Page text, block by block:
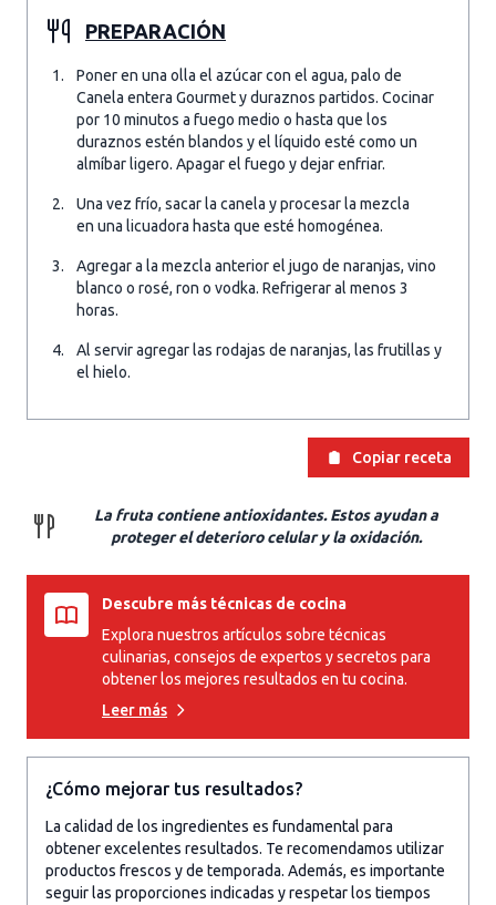
PREPARACIÓN
Poner en una olla el azúcar con el agua, palo de
Canela entera Gourmet y duraznos partidos. Cocinar
por 10 minutos a fuego medio o hasta que los
duraznos estén blandos y el líquido esté como un
almíbar ligero. Apagar el fuego y dejar enfriar.
Una vez frío, sacar la canela y procesar la mezcla
en una licuadora hasta que esté homogénea.
Agregar a la mezcla anterior el jugo de naranjas, vino
blanco o rosé, ron o vodka. Refrigerar al menos 3
horas.
Al servir agregar las rodajas de naranjas, las frutillas y
el hielo.
Copiar receta
La fruta contiene antioxidantes. Estos ayudan a
proteger el deterioro celular y la oxidación.
Descubre más técnicas de cocina
Explora nuestros artículos sobre técnicas
culinarias, consejos de expertos y secretos para
obtener los mejores resultados en tu cocina.
Leer más
¿Cómo mejorar tus resultados?
La calidad de los ingredientes es fundamental para
obtener excelentes resultados. Te recomendamos utilizar
productos frescos y de temporada. Además, es importante
seguir las proporciones indicadas y respetar los tiempos